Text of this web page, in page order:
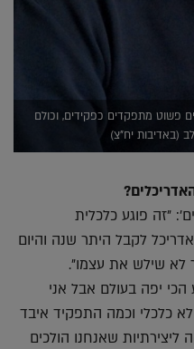
פשוט מתפקדים כפקידים, וכולם
(באדיבות יח"צ)
"זה פוגע כלכלית
לקבל היתר שנה והיום
לא שילש את עצמו".
הכי יפה בעולם אבל אני
כלכלי וכמה התפקיד איבד
שאנחנו הולכים